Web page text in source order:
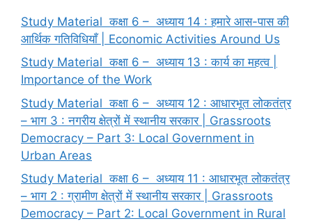
Study Material कक्षा 6 – अध्याय 14 : हमारे आस-पास की
आर्थिक गतिविधियाँ | Economic Activities Around Us
Study Material कक्षा 6 – अध्याय 13 : कार्य का महत्व |
Importance of the Work
Study Material कक्षा 6 – अध्याय 12 : आधारभूत लोकतंत्र
– भाग 3 : नगरीय क्षेत्रों में स्थानीय सरकार | Grassroots
Democracy – Part 3: Local Government in
Urban Areas
Study Material कक्षा 6 – अध्याय 11 : आधारभूत लोकतंत्र
– भाग 2 : ग्रामीण क्षेत्रों में स्थानीय सरकार | Grassroots
Democracy – Part 2: Local Government in Rural